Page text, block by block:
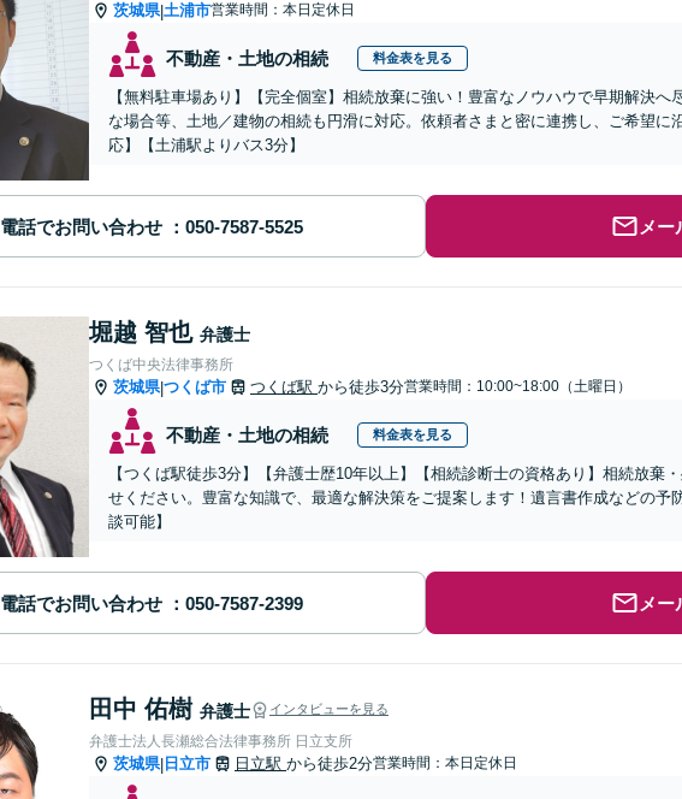
茨城県|土浦市営業時間：本日定休日
不動産・土地の相続 料金表を見る
【無料駐車場あり】【完全個室】相続放棄に強い！豊富なノウハウで早期解決
な場合等、土地／建物の相続も円滑に対応。依頼者さまと密に連携し、ご希望に
応】【土浦駅よりバス3分】
電話でお問い合わせ メー
堀越 智也 弁護士
つくば中央法律事務所
茨城県|つくば市 つくば駅 から徒歩3分営業時間：10:00~18:00（土曜日）
不動産・土地の相続 料金表を見る
【つくば駅徒歩3分】【弁護士歴10年以上】【相続診断士の資格あり】相続放棄
せください。豊富な知識で、最適な解決策をご提案します！遺言書作成などの予
談可能】
電話でお問い合わせ メー
田中 佑樹 弁護士 インタビューを見る
弁護士法人長瀬総合法律事務所 日立支所
茨城県| 日立市 日立駅 から徒歩2分営業時間：本日定休日